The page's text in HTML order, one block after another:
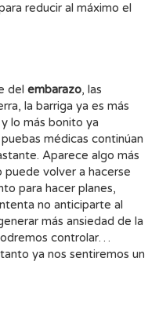
reducir al máximo el
del embarazo, las
la barriga ya es más
lo más bonito ya
médicas continúan
Aparece algo más
puede volver a hacerse
no anticiparte al
más ansiedad de la
controlar…
ya nos sentiremos un